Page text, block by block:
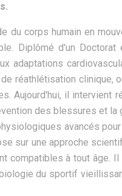
du corps humain en
Diplômé d'un
adaptations
réathlétisation clinique,
Aujourd'hui, il intervient
des blessures et la
avancés
sur une approche
compatibles à tout âge.
du sportif